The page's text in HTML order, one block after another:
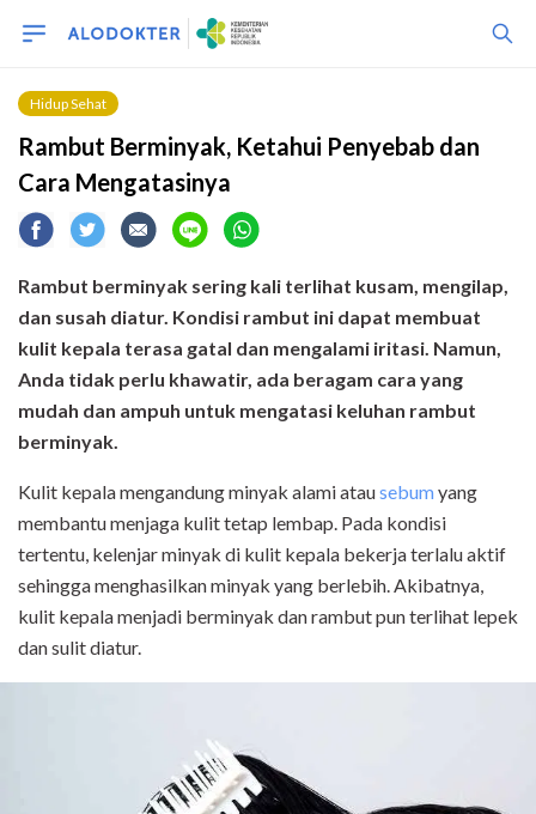
Hidup Sehat
Rambut Berminyak, Ketahui Penyebab dan
Cara Mengatasinya
Rambut berminyak sering kali terlihat kusam, mengilap,
dan susah diatur. Kondisi rambut ini dapat membuat
kulit kepala terasa gatal dan mengalami iritasi. Namun,
Anda tidak perlu khawatir, ada beragam cara yang
mudah dan ampuh untuk mengatasi keluhan rambut
berminyak.
Kulit kepala mengandung minyak alami atausebumyang
membantu menjaga kulit tetap lembap. Pada kondisi
tertentu, kelenjar minyak di kulit kepala bekerja terlalu aktif
sehingga menghasilkan minyak yang berlebih. Akibatnya,
kulit kepala menjadi berminyak dan rambut pun terlihat lepek
dan sulit diatur.